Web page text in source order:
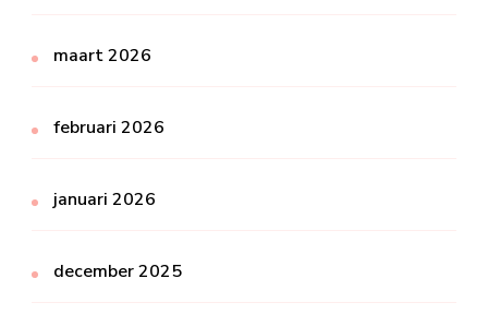
maart 2026
februari 2026
januari 2026
december 2025